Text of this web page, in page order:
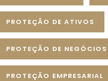
PROTEÇÃO DE ATIVOS
PROTEÇÃO DE NEGÓCIOS
PROTEÇÃO EMPRESARIAL